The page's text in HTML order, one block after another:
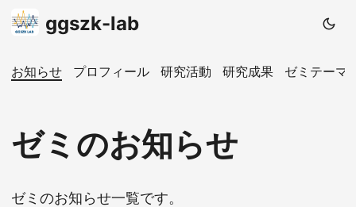
ggszk-lab
お知らせ プロフィール 研究活動 研究成果 ゼミテーマ
ゼミのお知らせ
ゼミのお知らせ一覧です。